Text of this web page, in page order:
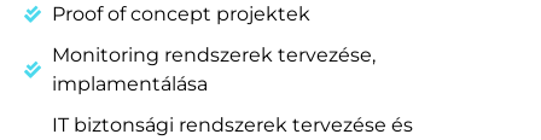
Proof of concept projektek
Monitoring rendszerek tervezése,
implamentálása
IT biztonsági rendszerek tervezése és